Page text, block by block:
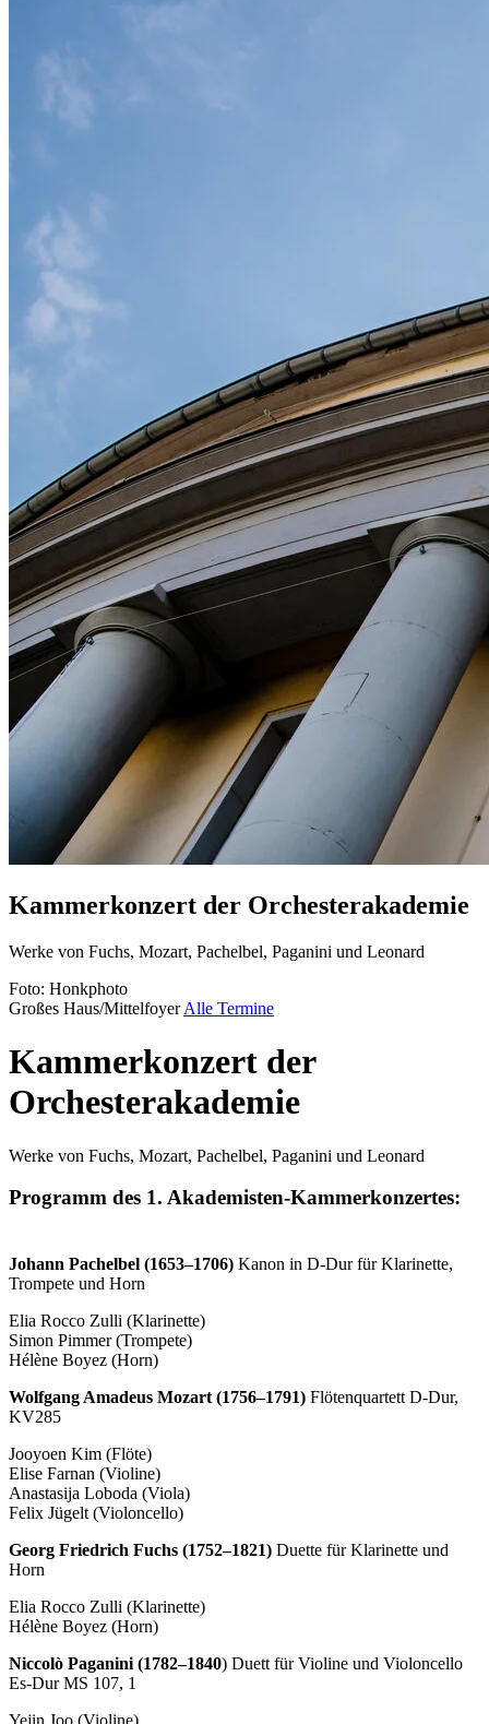
Kammerkonzert der Orchesterakademie
Werke von Fuchs, Mozart, Pachelbel, Paganini und Leonard
Foto: Honkphoto
Großes Haus/MittelfoyerAlle Termine
Kammerkonzert der
Orchesterakademie
Werke von Fuchs, Mozart, Pachelbel, Paganini und Leonard
Programm des 1. Akademisten-Kammerkonzertes:
Johann Pachelbel (1653–1706) Kanon in D-Dur für Klarinette,
Trompete und Horn
Elia Rocco Zulli (Klarinette)
Simon Pimmer (Trompete)
Hélène Boyez (Horn)
Wolfgang Amadeus Mozart (1756–1791) Flötenquartett D-Dur,
KV285
Jooyoen Kim (Flöte)
Elise Farnan (Violine)
Anastasija Loboda (Viola)
Felix Jügelt (Violoncello)
Georg Friedrich Fuchs (1752–1821) Duette für Klarinette und
Horn
Elia Rocco Zulli (Klarinette)
Hélène Boyez (Horn)
Niccolò Paganini (1782–1840) Duett für Violine und Violoncello
Es-Dur MS 107, 1